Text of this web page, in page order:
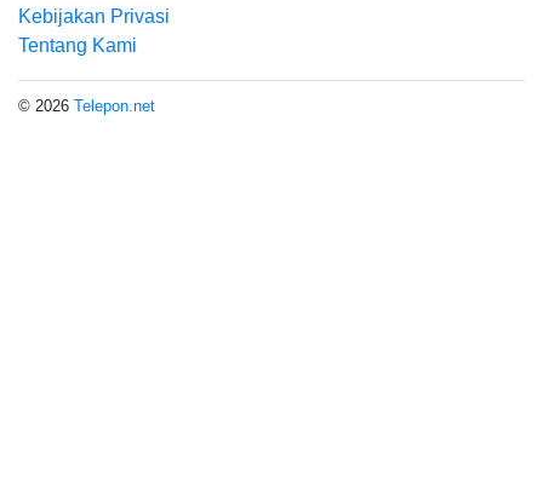
Kebijakan Privasi
Tentang Kami
© 2026 Telepon.net